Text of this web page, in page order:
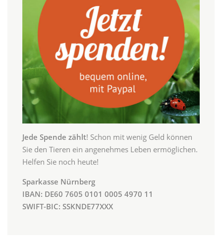
Jede Spende zählt! Schon mit wenig Geld können
Sie den Tieren ein angenehmes Leben ermöglichen.
Helfen Sie noch heute!
Sparkasse Nürnberg
IBAN: DE60 7605 0101 0005 4970 11
SWIFT-BIC: SSKNDE77XXX